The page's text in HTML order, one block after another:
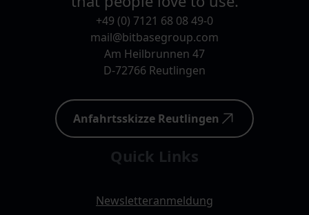
+49 (0) 7121 68 08 49-0
mail@bitbasegroup.com
Am Heilbrunnen 47
D-72766 Reutlingen
Anfahrtsskizze Reutlingen
Quick Links
Newsletteranmeldung